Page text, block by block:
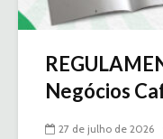
Negócios
27 de julho de 2026